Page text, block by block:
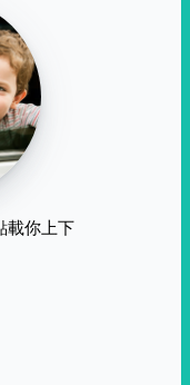
載你上下